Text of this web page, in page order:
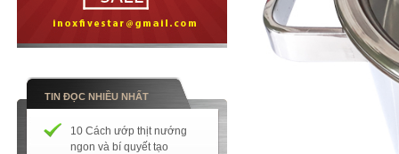
TIN ĐỌC NHIỀU NHẤT
10 Cách ướp thịt nướng
ngon và bí quyết tạo